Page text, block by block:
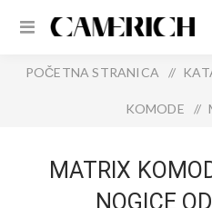
POČETNA STRANICA /
KOMODE /
MATRIX
NOGICE